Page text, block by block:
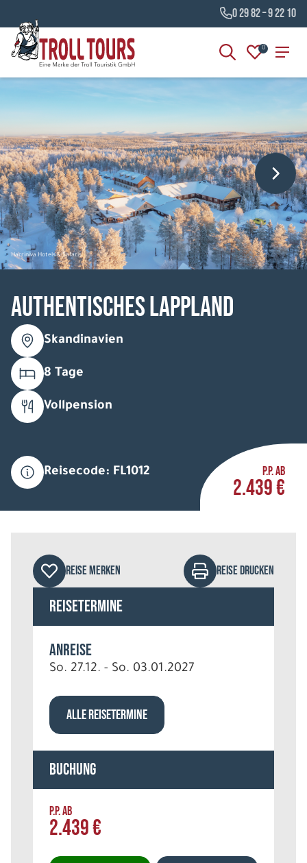
0 29 82 – 9 22 10
0
Harriniva Hotels & Safaris
Authentisches Lappland
Skandinavien
8 Tage
Vollpension
Reisecode: FL1012 P.P. AB
2.439 €
REISE MERKEN REISE DRUCKEN
Reisetermine
Anreise
So. 27.12. - So. 03.01.2027
ALLE REISETERMINE
Buchung
P.P. AB
2.439 €